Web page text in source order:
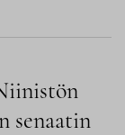
senaatin